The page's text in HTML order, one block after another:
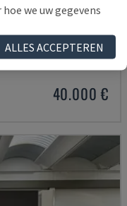
40.000 €
we uw gegevens
ALLES ACCEPTEREN